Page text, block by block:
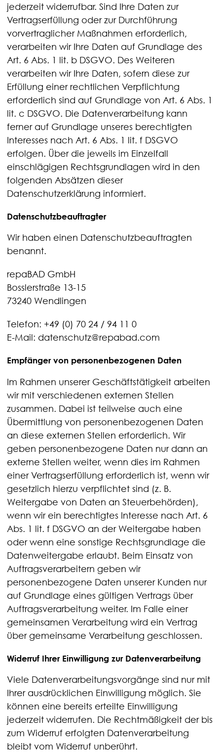
jederzeit widerrufbar. Sind Ihre Daten zur
Vertragserfüllung oder zur Durchführung
vorvertraglicher Maßnahmen erforderlich,
verarbeiten wir Ihre Daten auf Grundlage des
Art. 6 Abs. 1 lit. b DSGVO. Des Weiteren
verarbeiten wir Ihre Daten, sofern diese zur
Erfüllung einer rechtlichen Verpflichtung
erforderlich sind auf Grundlage von Art. 6 Abs. 1
lit. c DSGVO. Die Datenverarbeitung kann
ferner auf Grundlage unseres berechtigten
Interesses nach Art. 6 Abs. 1 lit. f DSGVO
erfolgen. Über die jeweils im Einzelfall
einschlägigen Rechtsgrundlagen wird in den
folgenden Absätzen dieser
Datenschutzerklärung informiert.
Datenschutz­beauftragter
Wir haben einen Datenschutzbeauftragten
benannt.
repaBAD GmbH
Bosslerstraße 13-15
73240 Wendlingen
Telefon: +49 (0) 70 24 / 94 11 0
E-Mail: datenschutz@repabad.com
Empfänger von personenbezogenen Daten
Im Rahmen unserer Geschäftstätigkeit arbeiten
wir mit verschiedenen externen Stellen
zusammen. Dabei ist teilweise auch eine
Übermittlung von personenbezogenen Daten
an diese externen Stellen erforderlich. Wir
geben personenbezogene Daten nur dann an
externe Stellen weiter, wenn dies im Rahmen
einer Vertragserfüllung erforderlich ist, wenn wir
gesetzlich hierzu verpflichtet sind (z. B.
Weitergabe von Daten an Steuerbehörden),
wenn wir ein berechtigtes Interesse nach Art. 6
Abs. 1 lit. f DSGVO an der Weitergabe haben
oder wenn eine sonstige Rechtsgrundlage die
Datenweitergabe erlaubt. Beim Einsatz von
Auftragsverarbeitern geben wir
personenbezogene Daten unserer Kunden nur
auf Grundlage eines gültigen Vertrags über
Auftragsverarbeitung weiter. Im Falle einer
gemeinsamen Verarbeitung wird ein Vertrag
über gemeinsame Verarbeitung geschlossen.
Widerruf Ihrer Einwilligung zur Datenverarbeitung
Viele Datenverarbeitungsvorgänge sind nur mit
Ihrer ausdrücklichen Einwilligung möglich. Sie
können eine bereits erteilte Einwilligung
jederzeit widerrufen. Die Rechtmäßigkeit der bis
zum Widerruf erfolgten Datenverarbeitung
bleibt vom Widerruf unberührt.